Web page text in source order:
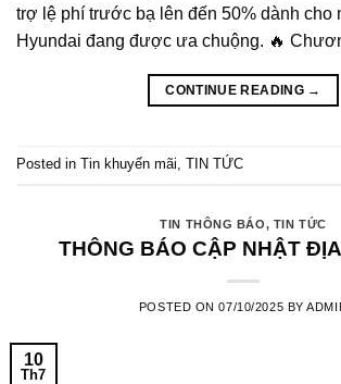
trợ lệ phí trước bạ lên đến 50% dành cho
Hyundai đang được ưa chuộng. 🔥
CONTINUE READING →
Posted in Tin khuyến mãi TIN TỨC
TIN THÔNG BÁO, TIN TỨC
THÔNG BÁO CẬP NHẬT
POSTED ON07/10/2025 BY
10
Th7